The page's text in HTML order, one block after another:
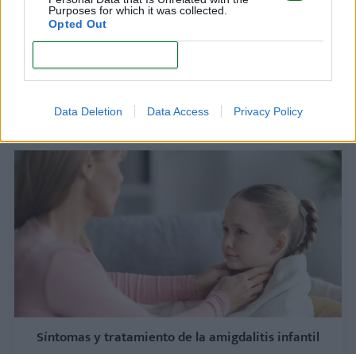
Purposes for which it was collected.
Opted Out
Data Deletion Data Access Privacy Policy
oído
Síntomas y tratamiento de la amigdalitis infantil